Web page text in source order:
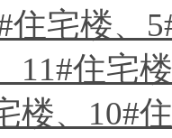
住宅楼、
11#住宅
楼、10#